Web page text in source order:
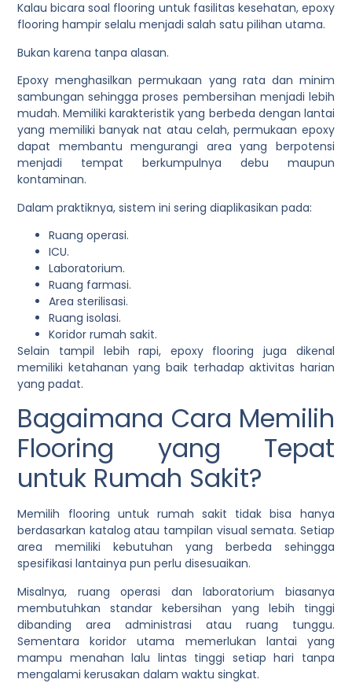
Kalau bicara soal flooring untuk fasilitas kesehatan, epoxy
flooring hampir selalu menjadi salah satu pilihan utama.
Bukan karena tanpa alasan.
Epoxy menghasilkan permukaan yang rata dan minim
sambungan sehingga proses pembersihan menjadi lebih
mudah. Memiliki karakteristik yang berbeda dengan lantai
yang memiliki banyak nat atau celah, permukaan epoxy
dapat membantu mengurangi area yang berpotensi
menjadi tempat berkumpulnya debu maupun
kontaminan.
Dalam praktiknya, sistem ini sering diaplikasikan pada:
Ruang operasi.
ICU.
Laboratorium.
Ruang farmasi.
Area sterilisasi.
Ruang isolasi.
Koridor rumah sakit.
Selain tampil lebih rapi, epoxy flooring juga dikenal
memiliki ketahanan yang baik terhadap aktivitas harian
yang padat.
Bagaimana Cara Memilih
Flooring yang Tepat
untuk Rumah Sakit?
Memilih flooring untuk rumah sakit tidak bisa hanya
berdasarkan katalog atau tampilan visual semata. Setiap
area memiliki kebutuhan yang berbeda sehingga
spesifikasi lantainya pun perlu disesuaikan.
Misalnya, ruang operasi dan laboratorium biasanya
membutuhkan standar kebersihan yang lebih tinggi
dibanding area administrasi atau ruang tunggu.
Sementara koridor utama memerlukan lantai yang
mampu menahan lalu lintas tinggi setiap hari tanpa
mengalami kerusakan dalam waktu singkat.